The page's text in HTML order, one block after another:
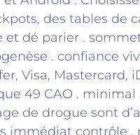
des tables de
et dé parier .
. confiance
Visa, Mastercard,
49 CAO .
de drogue sont
immédiat contrôle .